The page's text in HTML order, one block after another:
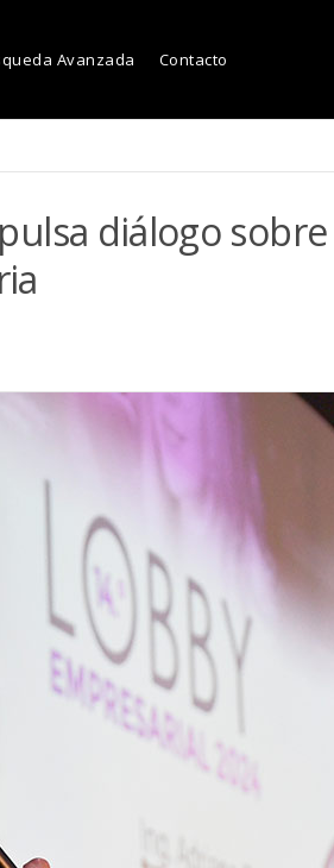
Avanzada Contacto
diálogo sobre